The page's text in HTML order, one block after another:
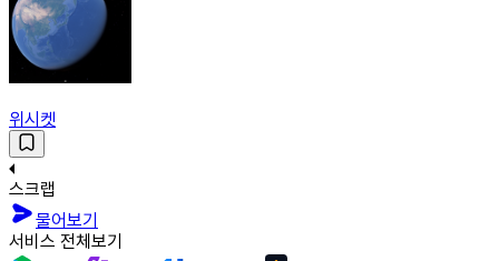
위시켓
스크랩
물어보기
서비스 전체보기